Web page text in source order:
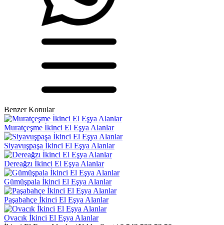
Benzer Konular
Muratçeşme İkinci El Eşya Alanlar
Siyavuşpaşa İkinci El Eşya Alanlar
Dereağzı İkinci El Eşya Alanlar
Gümüşpala İkinci El Eşya Alanlar
Paşabahçe İkinci El Eşya Alanlar
Ovacık İkinci El Eşya Alanlar